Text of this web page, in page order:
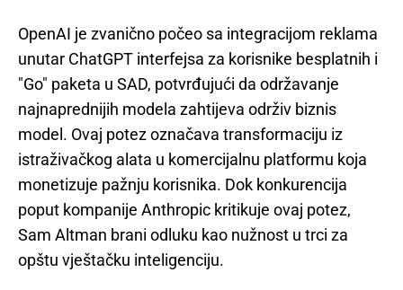
OpenAI je zvanično počeo sa integracijom reklama
unutar ChatGPT interfejsa za korisnike besplatnih i
"Go" paketa u SAD, potvrđujući da održavanje
najnaprednijih modela zahtijeva održiv biznis
model. Ovaj potez označava transformaciju iz
istraživačkog alata u komercijalnu platformu koja
monetizuje pažnju korisnika. Dok konkurencija
poput kompanije Anthropic kritikuje ovaj potez,
Sam Altman brani odluku kao nužnost u trci za
opštu vještačku inteligenciju.